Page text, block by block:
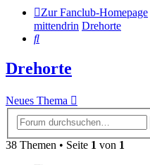
Zur Fanclub-Homepage
mittendrin Drehorte
Suche
Drehorte
Neues Thema
38 Themen • Seite 1 von 1